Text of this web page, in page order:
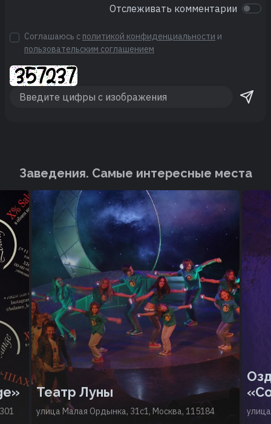
Отслеживать комментарии
Соглашаюсь с политикой конфиденциальности и
пользовательским соглашением
Заведения. Cамые интересные места
Театр Луны
улица Малая Ордынка, 31с1, Москва, 115184